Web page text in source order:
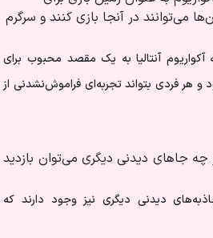
می‌توانند در آنجا بازی کنند و سرگرم
آنتالیا به یک مقصد محبوب برای
و هر فردی بتواند تجربه‌ای فراموش‌نشدنی از
از چه جاهای دیدنی دیگری می‌توان بازدید
جاذبه‌های دیدنی دیگری نیز وجود دارند که